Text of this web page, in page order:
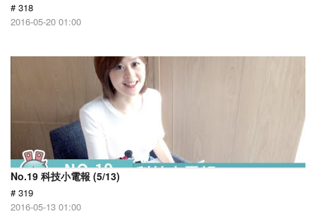
# 318
2016-05-20 01:00
No.19 科技小電報 (5/13)
# 319
2016-05-13 01:00